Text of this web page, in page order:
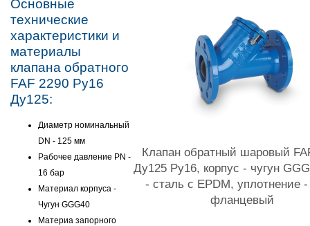
Основные
технические
характеристики и
материалы
клапана обратного
FAF 2290 Ру16
Ду125:
Диаметр номинальный
DN - 125 мм
Рабочее давление PN -
16 бар
Материал корпуса -
Чугун GGG40
Материа запорного
Клапан обратный шаровый
Ду125 Ру16, корпус - чугун
- сталь с EPDM, уплотнение
фланцевый